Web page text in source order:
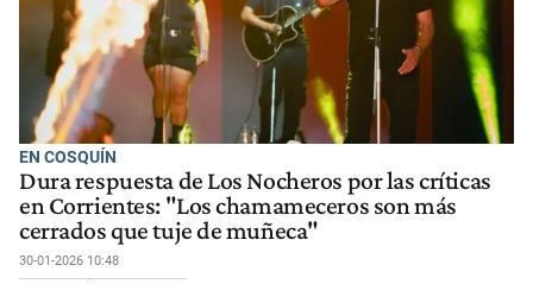
EN COSQUÍN
Dura respuesta de Los Nocheros por las críticas
en Corrientes: "Los chamameceros son más
cerrados que tuje de muñeca"
30-01-2026 10:48